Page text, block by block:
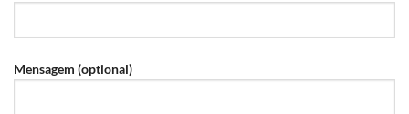
Mensagem (optional)